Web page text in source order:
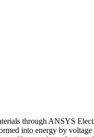
through ANSYS
into energy by